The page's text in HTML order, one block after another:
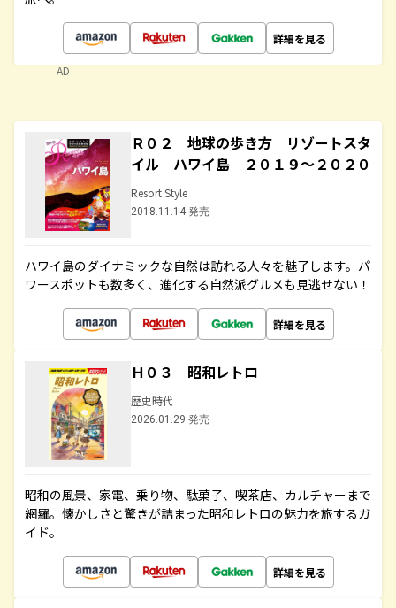
詳細を見る
AD
Ｒ０２ 地球の歩き方 リゾートスタ
イル ハワイ島 ２０１９～２０２０
Resort Style
2018.11.14 発売
ハワイ島のダイナミックな自然は訪れる人々を魅了します。パ
ワースポットも数多く、進化する自然派グルメも見逃せない！
詳細を見る
Ｈ０３ 昭和レトロ
歴史時代
2026.01.29 発売
昭和の風景、家電、乗り物、駄菓子、喫茶店、カルチャーまで
網羅。懐かしさと驚きが詰まった昭和レトロの魅力を旅するガ
イド。
詳細を見る